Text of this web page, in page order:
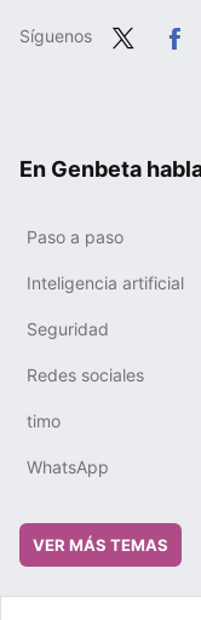
Síguenos
En Genbeta
Paso a paso
Inteligencia artificial
Seguridad
Redes sociales
timo
WhatsApp
VER MÁS TEMAS